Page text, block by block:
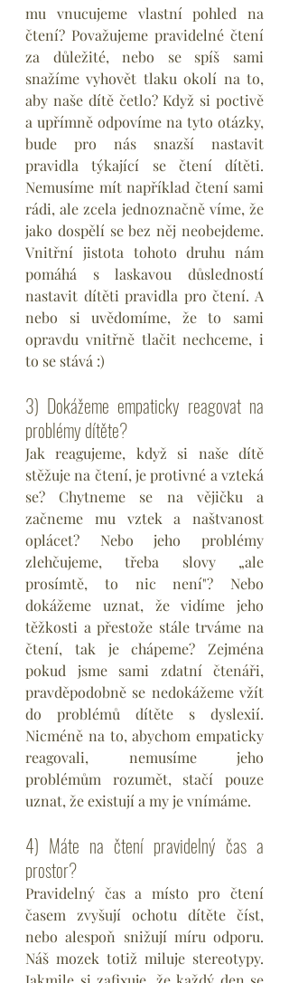
mu vnucujeme vlastní pohled na
čtení? Považujeme pravidelné čtení
za důležité, nebo se spíš sami
snažíme vyhovět tlaku okolí na to,
aby naše dítě četlo? Když si poctivě
a upřímně odpovíme na tyto otázky,
bude pro nás snazší nastavit
pravidla týkající se čtení dítěti.
Nemusíme mít například čtení sami
rádi, ale zcela jednoznačně víme, že
jako dospělí se bez něj neobejdeme.
Vnitřní jistota tohoto druhu nám
pomáhá s laskavou důsledností
nastavit dítěti pravidla pro čtení. A
nebo si uvědomíme, že to sami
opravdu vnitřně tlačit nechceme, i
to se stává :)
3) Dokážeme empaticky reagovat na
problémy dítěte?
Jak reagujeme, když si naše dítě
stěžuje na čtení, je protivné a vzteká
se? Chytneme se na vějičku a
začneme mu vztek a naštvanost
oplácet? Nebo jeho problémy
zlehčujeme, třeba slovy „ale
prosímtě, to nic není"? Nebo
dokážeme uznat, že vidíme jeho
těžkosti a přestože stále trváme na
čtení, tak je chápeme? Zejména
pokud jsme sami zdatní čtenáři,
pravděpodobně se nedokážeme vžít
do problémů dítěte s dyslexií.
Nicméně na to, abychom empaticky
reagovali, nemusíme jeho
problémům rozumět, stačí pouze
uznat, že existují a my je vnímáme.
4) Máte na čtení pravidelný čas a
prostor?
Pravidelný čas a místo pro čtení
časem zvyšují ochotu dítěte číst,
nebo alespoň snižují míru odporu.
Náš mozek totiž miluje stereotypy.